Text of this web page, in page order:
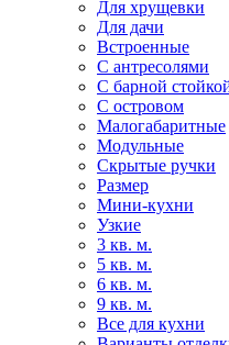
Для хрущевки
Для дачи
Встроенные
С антресолями
С барной
С островом
Малогабаритные
Модульные
Скрытые ручки
Размер
Мини-кухни
Узкие
3 кв. м.
5 кв. м.
6 кв. м.
9 кв. м.
Все для кухни